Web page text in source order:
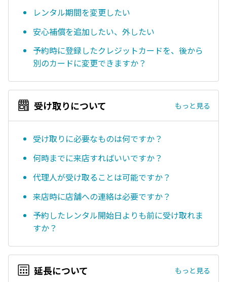
レンタル期間を変更したい
安心補償を追加したい、外したい
予約時に登録したクレジットカードを、後から
別のカードに変更できますか？
受け取りについて もっと見る
受け取りに必要なものは何ですか？
何時までに来店すればいいですか？
代理人が受け取ることは可能ですか？
来店時に店舗への連絡は必要ですか？
予約したレンタル開始日よりも前に受け取れま
すか？
延長について もっと見る